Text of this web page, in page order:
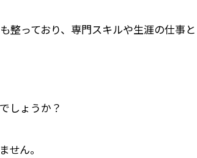
整っており、専門スキルや生涯の仕事と
しょうか？
せん。